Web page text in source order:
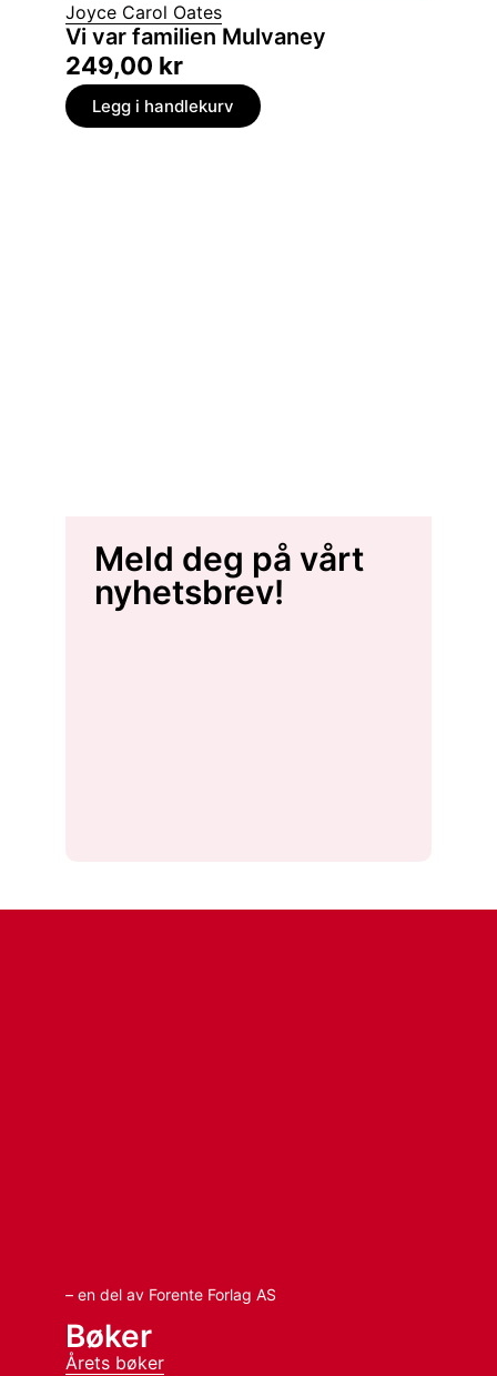
Joyce Carol Oates
Vi var familien Mulvaney
249,00 kr
Legg i handlekurv
Meld deg på vårt
nyhetsbrev!
– en del av Forente Forlag AS
Bøker
Årets bøker